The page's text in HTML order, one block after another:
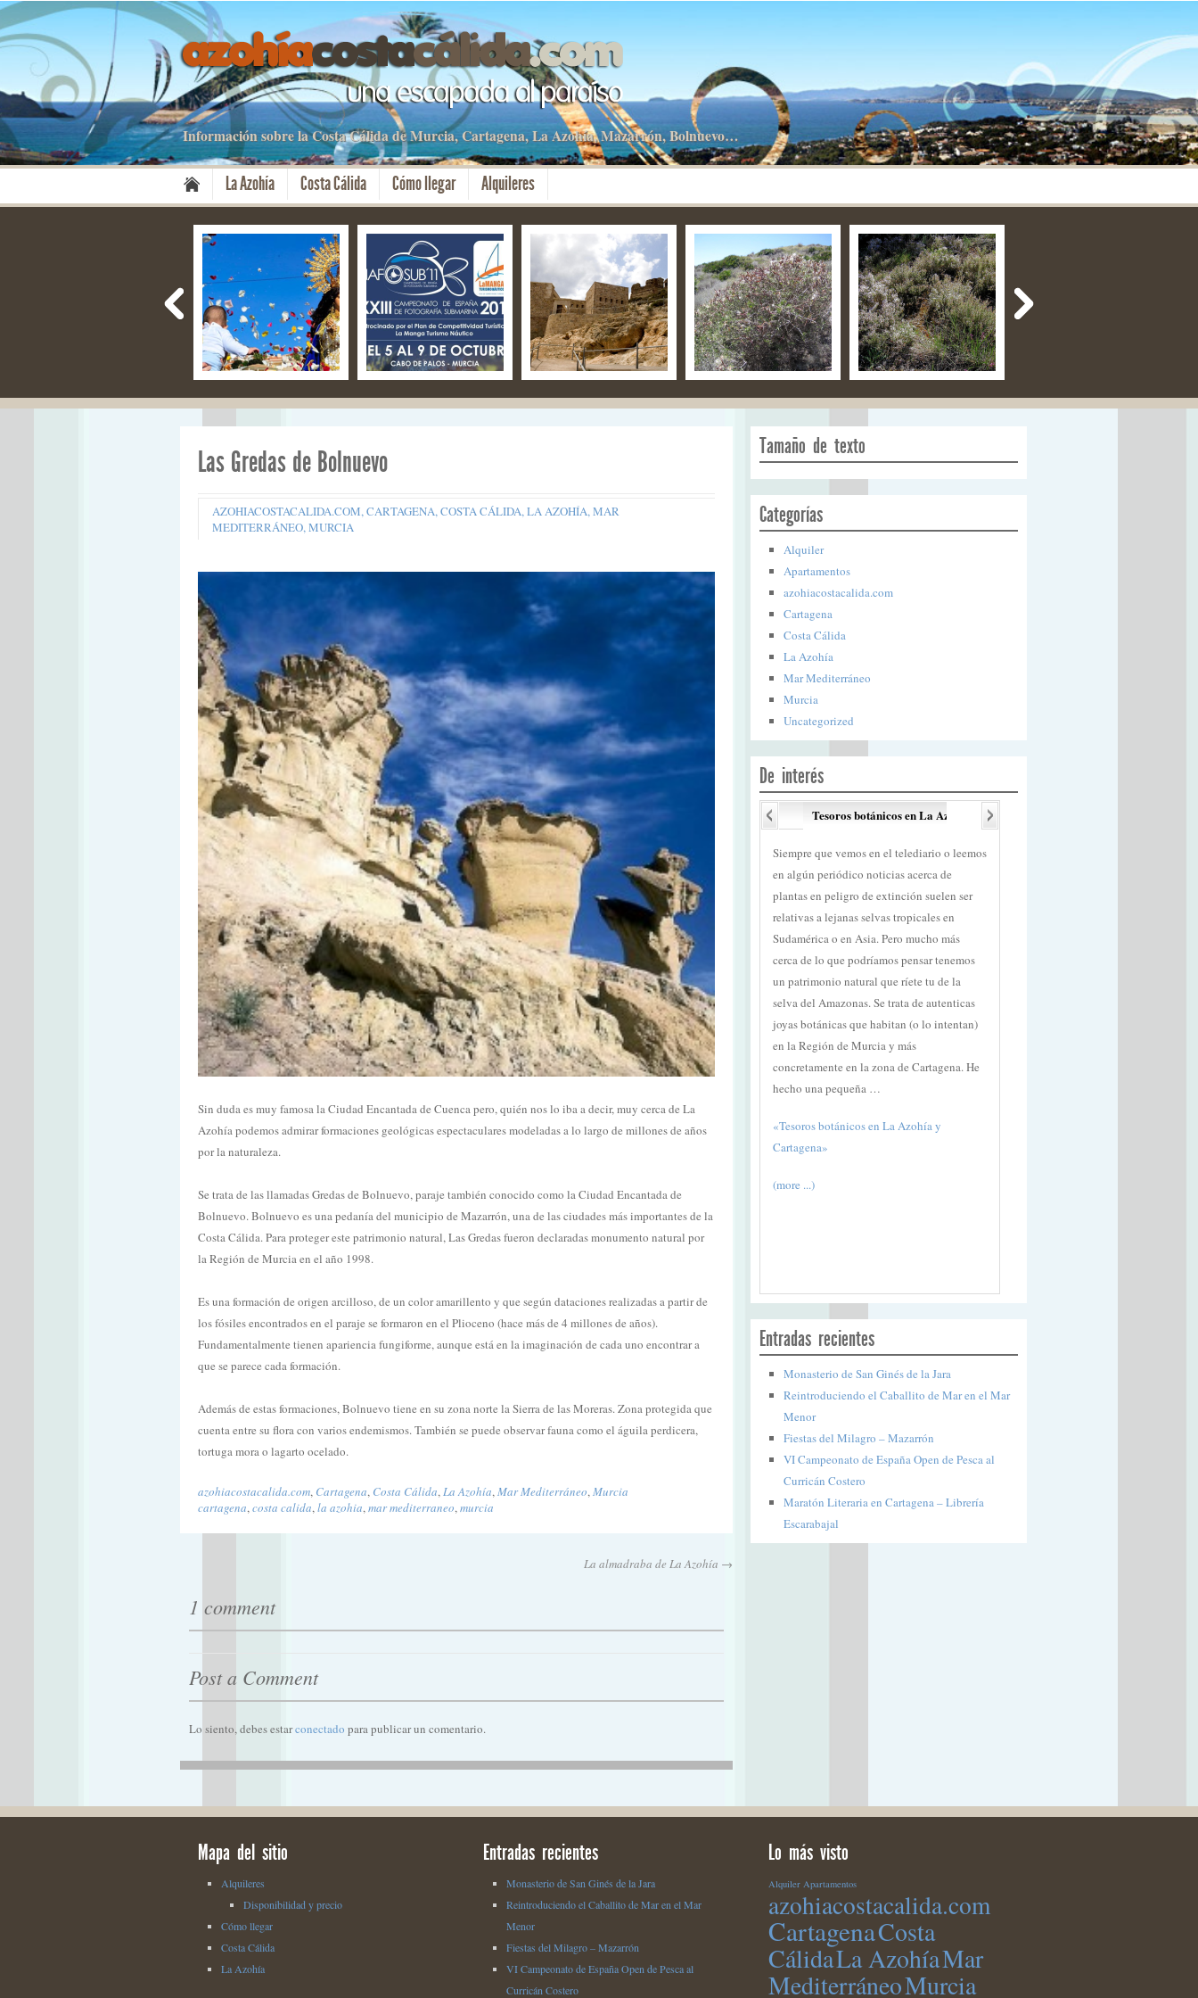
Información sobre la Costa Cálida de Murcia, Cartagena, La Azohía, Mazarrón, Bolnuevo…
La Azohía Costa Cálida Cómo llegar Alquileres
Fiestas del Milagro –
Mazarrón
08 Nov 2019
No Comment
By apartamentos
NAFOSUB – La Manga
del Mar Menor y Cabo
de Palos
13 Oct 2019
No Comment
By apartamentos
El fuerte de Navidad –
Aniversario de
Cartagena Puerto de
Culturas
28 Sep 2019
No Comment
By apartamentos
Tesoros botánicos en
La Azohía y Cartagena
11 Sep 2019
2 Comments
By apartamentos
Isla Plana-Rambla del
Cañar-Tallante
09 Sep 2019
No Comment
By apartamentos
Las Gredas de Bolnuevo
AZOHIACOSTACALIDA.COM,CARTAGENA,COSTA CÁLIDA,LA AZOHÍA,MAR
MEDITERRÁNEO,MURCIA
Sin duda es muy famosa la Ciudad Encantada de Cuenca pero, quién nos lo iba a decir, muy cerca de La
Azohía podemos admirar formaciones geológicas espectaculares modeladas a lo largo de millones de años
por la naturaleza.
Se trata de las llamadas Gredas de Bolnuevo, paraje también conocido como la Ciudad Encantada de
Bolnuevo. Bolnuevo es una pedanía del municipio de Mazarrón, una de las ciudades más importantes de la
Costa Cálida. Para proteger este patrimonio natural, Las Gredas fueron declaradas monumento natural por
la Región de Murcia en el año 1998.
Es una formación de origen arcilloso, de un color amarillento y que según dataciones realizadas a partir de
los fósiles encontrados en el paraje se formaron en el Plioceno (hace más de 4 millones de años).
Fundamentalmente tienen apariencia fungiforme, aunque está en la imaginación de cada uno encontrar a
que se parece cada formación.
Además de estas formaciones, Bolnuevo tiene en su zona norte la Sierra de las Moreras. Zona protegida que
cuenta entre su flora con varios endemismos. También se puede observar fauna como el águila perdicera,
tortuga mora o lagarto ocelado.
azohiacostacalida.com, Cartagena, Costa Cálida,La Azohía,Mar Mediterráneo,Murcia
cartagena,costa calida,la azohia,mar mediterraneo,murcia
La almadraba de La Azohía →
1 comment
Post a Comment
Lo siento, debes estarconectado para publicar un comentario.
Tamaño de texto
Categorías
Alquiler
Apartamentos
azohiacostacalida.com
Cartagena
Costa Cálida
La Azohía
Mar Mediterráneo
Murcia
Uncategorized
De interés
Tesoros botánicos en La Azohía y Cartagena
Siempre que vemos en el telediario o leemos
en algún periódico noticias acerca de
plantas en peligro de extinción suelen ser
relativas a lejanas selvas tropicales en
Sudamérica o en Asia. Pero mucho más
cerca de lo que podríamos pensar tenemos
un patrimonio natural que ríete tu de la
selva del Amazonas. Se trata de autenticas
joyas botánicas que habitan (o lo intentan)
en la Región de Murcia y más
concretamente en la zona de Cartagena. He
hecho una pequeña …
«Tesoros botánicos en La Azohía y
Cartagena»
(more ...)
Entradas recientes
Monasterio de San Ginés de la Jara
Reintroduciendo el Caballito de Mar en el Mar
Menor
Fiestas del Milagro – Mazarrón
VI Campeonato de España Open de Pesca al
Curricán Costero
Maratón Literaria en Cartagena – Librería
Escarabajal
Mapa del sitio
Alquileres
Disponibilidad y precio
Cómo llegar
Costa Cálida
La Azohía
Entradas recientes
Monasterio de San Ginés de la Jara
Reintroduciendo el Caballito de Mar en el Mar
Menor
Fiestas del Milagro – Mazarrón
VI Campeonato de España Open de Pesca al
Curricán Costero
Lo más visto
Alquiler Apartamentos
azohiacostacalida.com
CartagenaCosta
CálidaLa AzohíaMar
MediterráneoMurcia